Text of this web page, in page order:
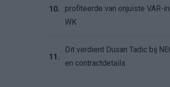
10.
profiteerde van onjuiste VAR-
WK
11.
Dit verdient Dusan Tadic bij
en contractdetails